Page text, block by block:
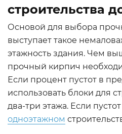
строительства
Основой для выбора
выступает такое
этажность здания. Чем
прочный кирпич
Если процент пустот в
использовать блоки для
два-три этажа. Если
одноэтажном